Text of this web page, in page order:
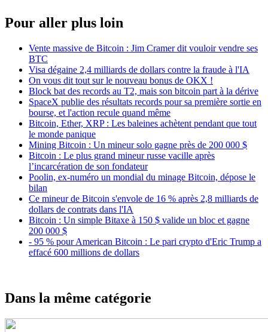
Pour aller plus loin
Vente massive de Bitcoin : Jim Cramer dit vouloir vendre ses
BTC
Visa dégaine 2,4 milliards de dollars contre la fraude à l'IA
On vous dit tout sur le nouveau bonus de OKX !
Block bat des records au T2, mais son bitcoin part à la dérive
SpaceX publie des résultats records pour sa première sortie en
bourse, et l'action recule quand même
Bitcoin, Ether, XRP : Les baleines achètent pendant que tout
le monde panique
Mining Bitcoin : Un mineur solo gagne près de 200 000 $
Bitcoin : Le plus grand mineur russe vacille après
l’incarcération de son fondateur
Poolin, ex-numéro un mondial du minage Bitcoin, dépose le
bilan
Ce mineur de Bitcoin s'envole de 16 % après 2,8 milliards de
dollars de contrats dans l'IA
Bitcoin : Un simple Bitaxe à 150 $ valide un bloc et gagne
200 000 $
- 95 % pour American Bitcoin : Le pari crypto d'Eric Trump a
effacé 600 millions de dollars
Dans la même catégorie